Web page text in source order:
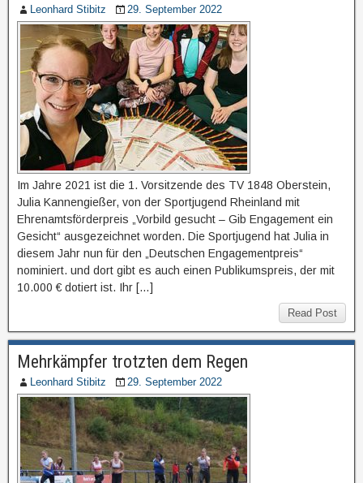
Leonhard Stibitz 29. September 2022
Im Jahre 2021 ist die 1. Vorsitzende des TV 1848 Oberstein,
Julia Kannengießer, von der Sportjugend Rheinland mit
Ehrenamtsförderpreis „Vorbild gesucht – Gib Engagement ein
Gesicht“ ausgezeichnet worden. Die Sportjugend hat Julia in
diesem Jahr nun für den „Deutschen Engagementpreis“
nominiert. und dort gibt es auch einen Publikumspreis, der mit
10.000 € dotiert ist. Ihr […]
Read Post
Mehrkämpfer trotzten dem Regen
Leonhard Stibitz 29. September 2022